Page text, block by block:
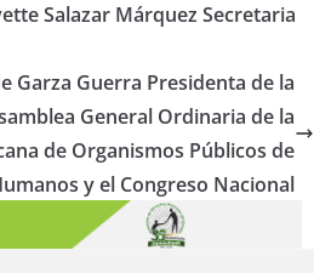
Salazar Márquez Secretaria
Garza Guerra Presidenta de la
General Ordinaria de la
de Organismos Públicos de
y el Congreso Nacional